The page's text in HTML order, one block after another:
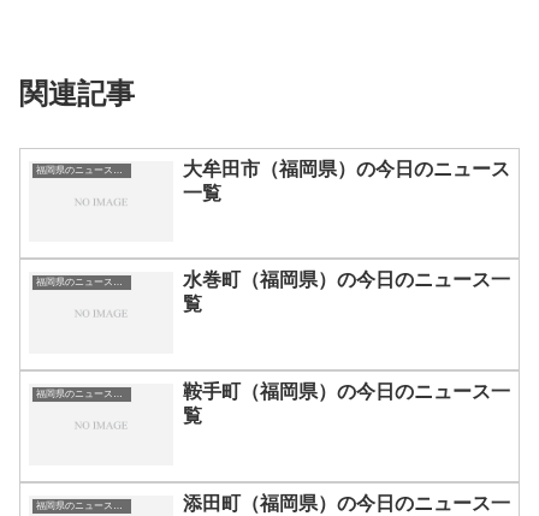
関連記事
福岡県のニュース一覧
大牟田市（福岡県）の今日のニュース
一覧
福岡県のニュース一覧
水巻町（福岡県）の今日のニュース一
覧
福岡県のニュース一覧
鞍手町（福岡県）の今日のニュース一
覧
福岡県のニュース一覧
添田町（福岡県）の今日のニュース一